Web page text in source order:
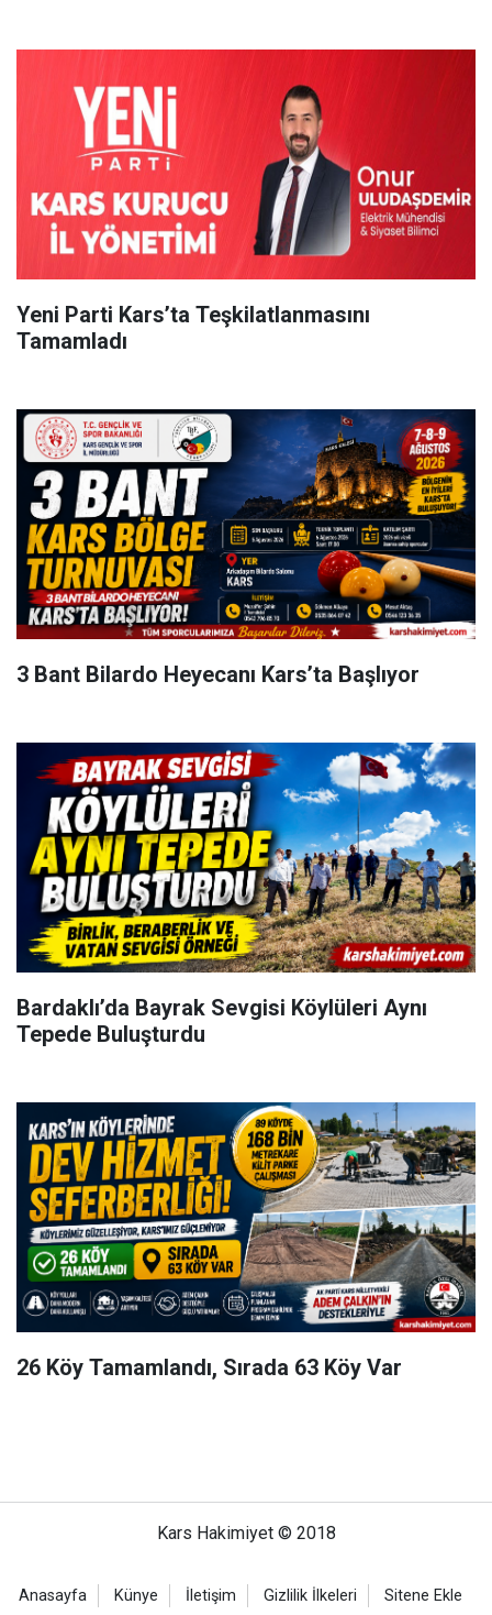
Yeni Parti Kars’ta Teşkilatlanmasını
Tamamladı
3 Bant Bilardo Heyecanı Kars’ta Başlıyor
Bardaklı’da Bayrak Sevgisi Köylüleri Aynı
Tepede Buluşturdu
26 Köy Tamamlandı, Sırada 63 Köy Var
Kars Hakimiyet © 2018
Anasayfa Künye İletişim Gizlilik İlkeleri Sitene Ekle